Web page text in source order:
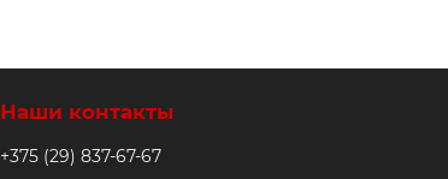
Наши контакты
+375 (29) 837-67-67